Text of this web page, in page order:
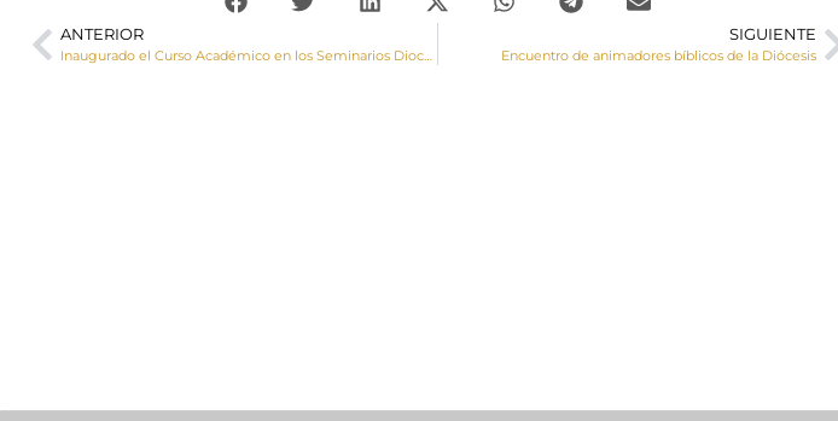
ANTERIOR
Inaugurado el Curso Académico en los Seminarios Diocesanos
SIGUIENTE
Encuentro de animadores bíblicos de la Diócesis